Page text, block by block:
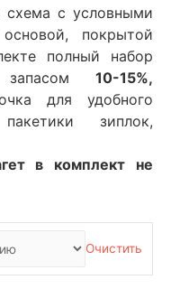
схема с условными
покрытой
полный набор
10-15%,
для удобного
зиплок,
в комплект не
Очистить